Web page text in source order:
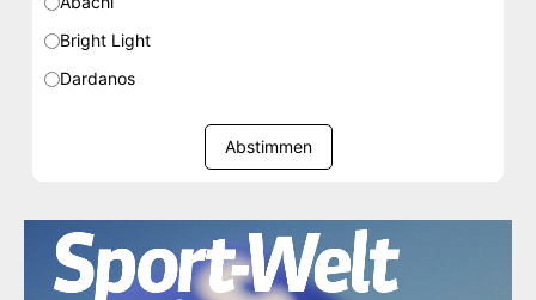
Bright Light
Dardanos
Abstimmen